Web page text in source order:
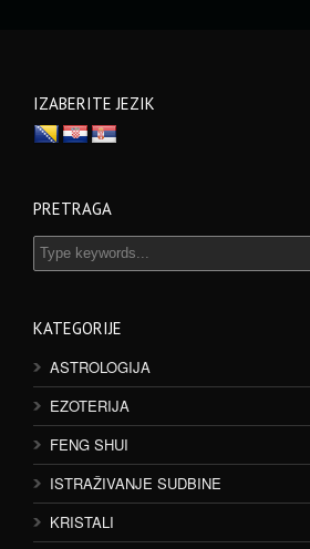
IZABERITE JEZIK
PRETRAGA
KATEGORIJE
ASTROLOGIJA
EZOTERIJA
FENG SHUI
ISTRAŽIVANJE SUDBINE
KRISTALI